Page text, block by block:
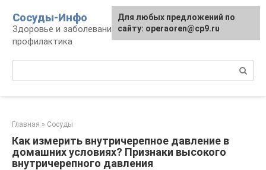
контенту
Сосуды-Инфо
Здоровье и заболевания сосудов и сердца,
профилактика
Главная » Сосуды
Как измерить внутричерепное давление в
домашних условиях? Признаки высокого
внутричерепного давления
Для любых предложений по
сайту: operaoren@cp9.ru